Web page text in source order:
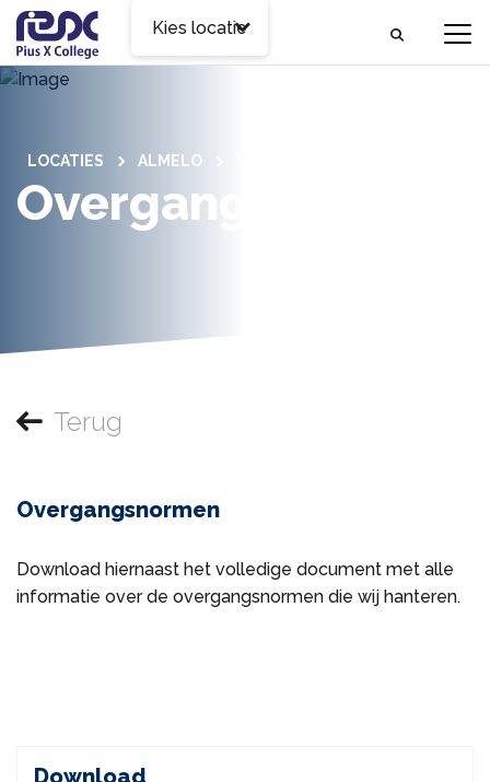
Kies locatie
LOCATIES ALMELO
Overgangsnormen
Terug
Overgangsnormen
Download hiernaast het volledige document met alle
informatie over de overgangsnormen die wij hanteren.
Download